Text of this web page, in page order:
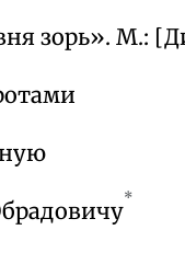
зорь». М.:
*